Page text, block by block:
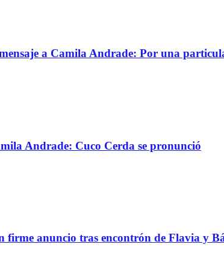
a Camila Andrade: Por una
Andrade: Cuco Cerda se pronunció
firme anuncio tras encontrón de Flavia y